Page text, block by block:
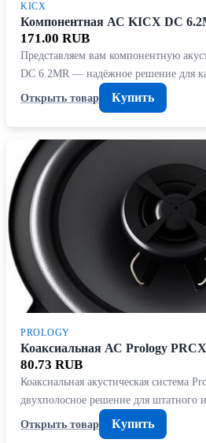
KICX
Компонентная АС KICX DC
171.00 RUB
Представляем вам компонентную
DC 6.2MR — надёжное решение для
Открыть товар
Купить
PROLOGY
Коаксиальная АС Prology
80.73 RUB
Коаксиальная акустическая система
двухполосное решение для штатного
Открыть товар
Купить